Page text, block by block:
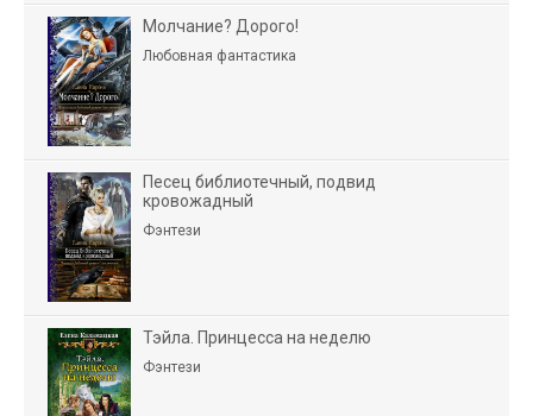
Молчание? Дорого!
Любовная фантастика
Песец библиотечный, подвид
кровожадный
Фэнтези
Тэйла. Принцесса на неделю
Фэнтези